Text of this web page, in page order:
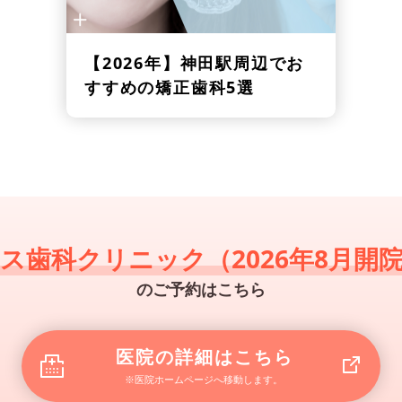
【2026年】 神田駅周辺でお
すすめの矯正歯科5選
歯科クリニック（2026年8月開
のご予約はこちら
医院の詳細はこちら
※医院ホームページへ移動します。